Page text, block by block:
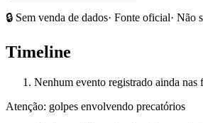
🔒 Sem venda de dados· Fonte oficial· Não
Timeline
Nenhum evento registrado ainda nas
Atenção: golpes envolvendo precatórios